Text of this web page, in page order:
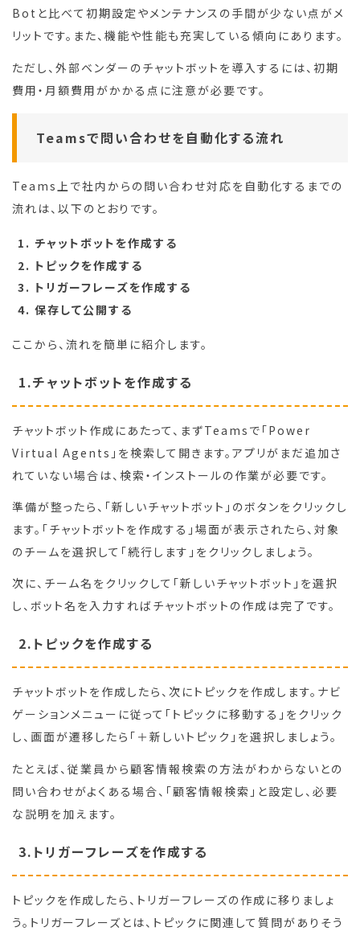
Botと比べて初期設定やメンテナンスの手間が少ない点がメ
リットです。また、機能や性能も充実している傾向にあります。
ただし、外部ベンダーのチャットボットを導入するには、初期
費用・月額費用がかかる点に注意が必要です。
Teamsで問い合わせを自動化する流れ
Teams上で社内からの問い合わせ対応を自動化するまでの
流れは、以下のとおりです。
チャットボットを作成する
トピックを作成する
トリガーフレーズを作成する
保存して公開する
ここから、流れを簡単に紹介します。
1.チャットボットを作成する
チャットボット作成にあたって、まずTeamsで「Power
Virtual Agents」を検索して開きます。アプリがまだ追加さ
れていない場合は、検索・インストールの作業が必要です。
準備が整ったら、「新しいチャットボット」のボタンをクリックし
ます。「チャットボットを作成する」場面が表示されたら、対象
のチームを選択して「続行します」をクリックしましょう。
次に、チーム名をクリックして「新しいチャットボット」を選択
し、ボット名を入力すればチャットボットの作成は完了です。
2.トピックを作成する
チャットボットを作成したら、次にトピックを作成します。ナビ
ゲーションメニューに従って「トピックに移動する」をクリック
し、画面が遷移したら「＋新しいトピック」を選択しましょう。
たとえば、従業員から顧客情報検索の方法がわからないとの
問い合わせがよくある場合、「顧客情報検索」と設定し、必要
な説明を加えます。
3.トリガーフレーズを作成する
トピックを作成したら、トリガーフレーズの作成に移りましょ
う。トリガーフレーズとは、トピックに関連して質問がありそう